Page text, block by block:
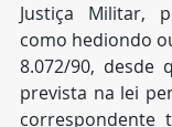
Justiça Militar,
como hediondo
8.072/90, desde
prevista na lei
correspondente